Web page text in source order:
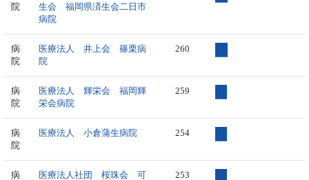
院
生会 福岡県済生会二日市
病院
病
院
医療法人 井上会 篠栗病
院
260
病
院
医療法人 輝栄会 福岡輝
栄会病院
259
病
院
医療法人 小倉蒲生病院 254
病
医療法人社団 桜珠会 可
253